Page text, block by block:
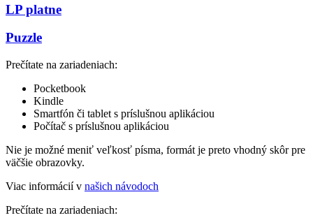
LP platne
Puzzle
Prečítate na zariadeniach:
Pocketbook
Kindle
Smartfón či tablet s príslušnou aplikáciou
Počítač s príslušnou aplikáciou
Nie je možné meniť veľkosť písma, formát je preto vhodný skôr pre
väčšie obrazovky.
Viac informácií v našich návodoch
Prečítate na zariadeniach: